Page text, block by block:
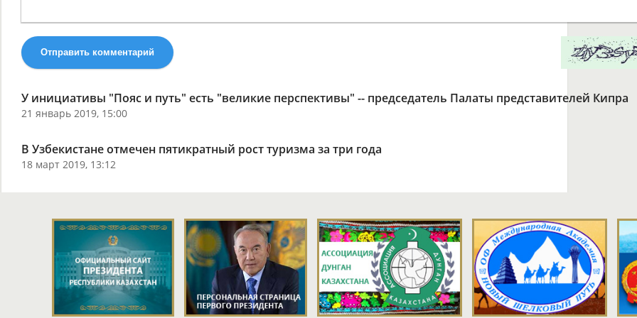
Отправить комментарий
У инициативы "Пояс и путь" есть "великие перспективы" -- председатель Палаты представителей Кипра
21 январь 2019, 15:00
В Узбекистане отмечен пятикратный рост туризма за три года
18 март 2019, 13:12